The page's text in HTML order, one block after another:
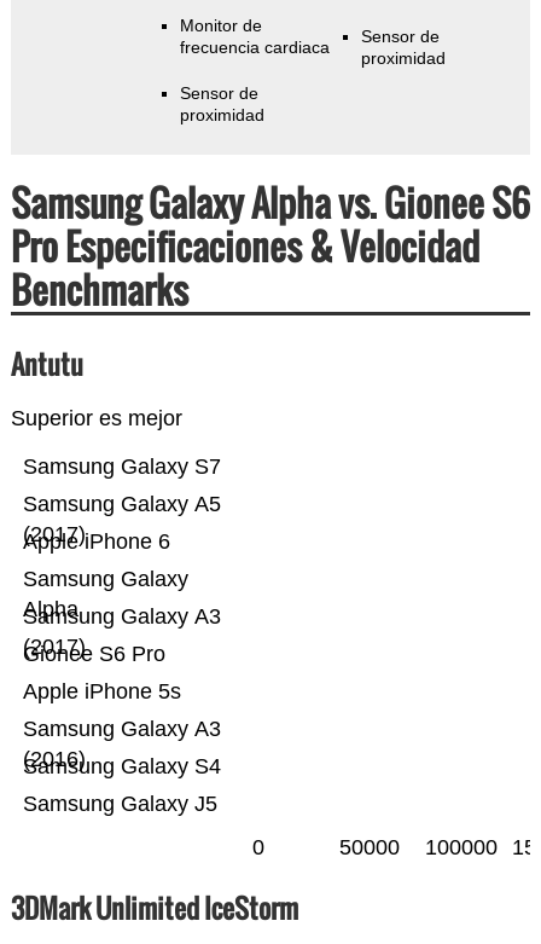
Monitor de
frecuencia cardiaca
Sensor de
proximidad
Sensor de
proximidad
Samsung Galaxy Alpha vs. Gionee S6
Pro Especificaciones & Velocidad
Benchmarks
Antutu
Superior es mejor
Samsung Galaxy J5
Samsung Galaxy S4
Samsung Galaxy A3
(2016)
Apple iPhone 5s
Gionee S6 Pro
Samsung Galaxy A3
(2017)
Samsung Galaxy
Alpha
Apple iPhone 6
Samsung Galaxy A5
(2017)
Samsung Galaxy S7
0 50000 100000
3DMark Unlimited IceStorm